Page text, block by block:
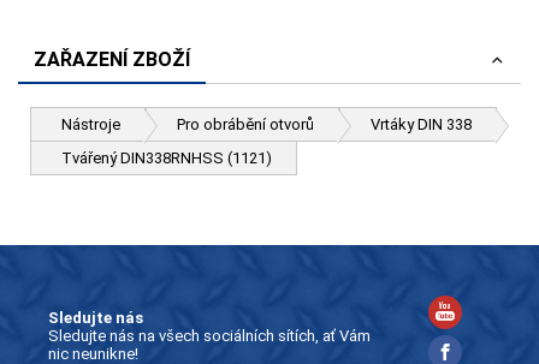
ZAŘAZENÍ ZBOŽÍ
Nástroje Pro obrábění otvorů
Vrtáky DIN 338
Tvářený DIN338RNHSS (1121)
Sledujte nás
Sledujte nás na všech sociálních sítích, ať Vám
nic neunikne!